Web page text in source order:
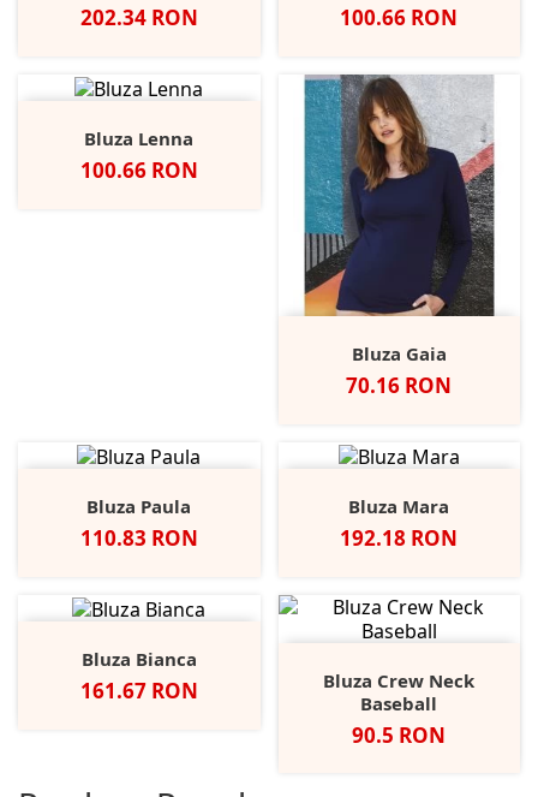
Pret
202.34 RON Pret
100.66 RON
Bluza Lenna
Pret
100.66 RON
Bluza Gaia
Pret
70.16 RON
Bluza Paula
Pret
110.83 RON
Bluza Mara
Pret
192.18 RON
Bluza Bianca
Pret
161.67 RON
Bluza Crew Neck
Baseball
Pret
90.5 RON